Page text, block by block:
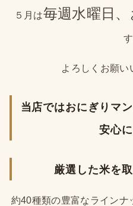
５月は毎週水曜日
す
よろしくお願い
当店ではおにぎりマ
安心
厳選した米を
約40種類の豊富なラインナ